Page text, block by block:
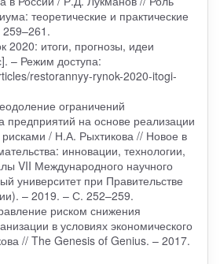
теоретические и практические
2020: итоги, прогнозы, идеи
– Режим доступа:
restorannyy-rynok-2020-itogi-
ограничений
предприятий на основе реализации
/ Н.А. Рыхтикова // Новое в
инновации, технологии,
VII Международного научного
университет при Правительстве
– 2019. – С. 252–259.
риском снижения
в условиях экономического
// The Genesis of Genius. – 2017.